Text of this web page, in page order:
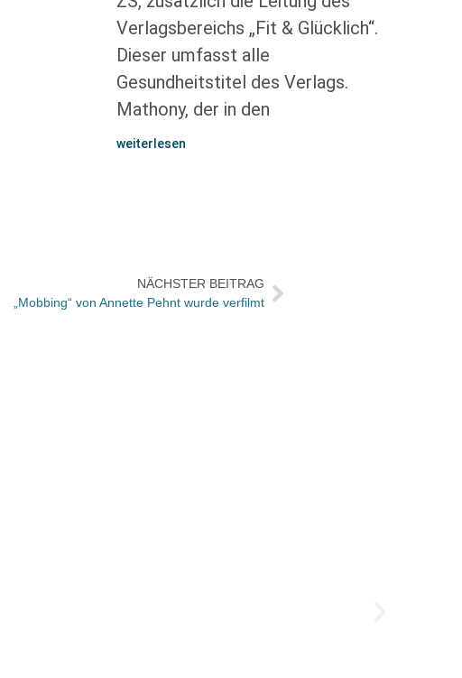
Verlagsbereichs „Fit & Glücklich“.
Dieser umfasst alle
Gesundheitstitel des Verlags.
Mathony, der in den
weiterlesen
NÄCHSTER BEITRAG
„Mobbing“ von Annette Pehnt wurde verfilmt